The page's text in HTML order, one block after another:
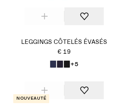
LEGGINGS CÔTELÉS ÉVASÉS
€ 19
+5
Nouveauté